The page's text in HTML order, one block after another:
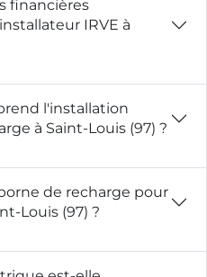
financières
IRVE à
l'installation
à Saint-Louis (97) ?
de recharge pour
Louis (97) ?